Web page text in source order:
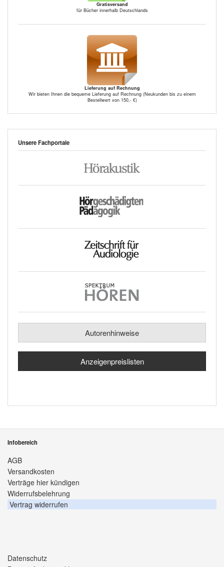
Gratisversand
für Bücher innerhalb Deutschlands
Lieferung auf Rechnung
Wir bieten Ihnen die bequeme Lieferung auf Rechnung (Neukunden bis zu einem
Bestellwert von 150,- €)
Unsere Fachportale
Autorenhinweise
Anzeigenpreislisten
Infobereich
AGB
Versandkosten
Verträge hier kündigen
Widerrufsbelehrung
Vertrag widerrufen
Datenschutz